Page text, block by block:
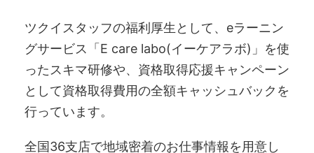
ツクイスタッフの福利厚生として、eラーニン
グサービス「E care labo(イーケアラボ)」を使
ったスキマ研修や、資格取得応援キャンペーン
として資格取得費用の全額キャッシュバックを
行っています。
全国36支店で地域密着のお仕事情報を用意し